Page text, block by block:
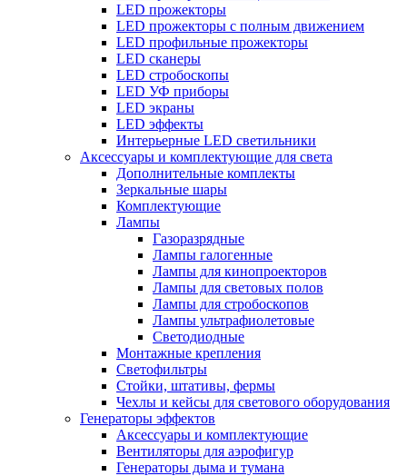
LED прожекторы
LED прожекторы с полным движением
LED профильные прожекторы
LED сканеры
LED стробоскопы
LED УФ приборы
LED экраны
LED эффекты
Интерьерные LED светильники
Аксессуары и комплектующие для света
Дополнительные комплекты
Зеркальные шары
Комплектующие
Лампы
Газоразрядные
Лампы галогенные
Лампы для кинопроекторов
Лампы для световых полов
Лампы для стробоскопов
Лампы ультрафиолетовые
Светодиодные
Монтажные крепления
Светофильтры
Стойки, штативы, фермы
Чехлы и кейсы для светового оборудования
Генераторы эффектов
Аксессуары и комплектующие
Вентиляторы для аэрофигур
Генераторы дыма и тумана